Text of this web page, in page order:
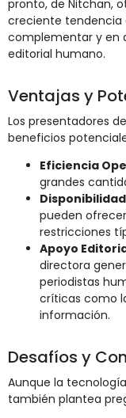
pronto, de Nitchan,
creciente tendencia
complementar y en
editorial humano.
Ventajas y
Los presentadores
beneficios
Eficiencia
grandes
Disponibilidad
pueden
restricciones
Apoyo
directora
periodistas
críticas como
información.
Desafíos y
Aunque la
también plantea